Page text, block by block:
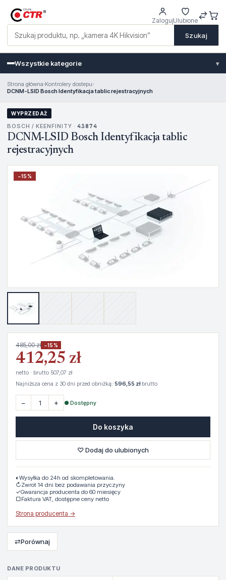
Szukaj
ZalogujUlubione
Wszystkie kategorie ▾
Strona główna›Kontrolery dostepu›
DCNM-LSID Bosch Identyfikacja tablic rejestracyjnych
WYPRZEDAŻ
BOSCH / KEENFINITY · 43874
DCNM-LSID Bosch Identyfikacja tablic
rejestracyjnych
−15%
DANE PRODUKTU
485,00 zł −15%
412,25 zł
netto · brutto 507,07 zł
Najniższa cena z 30 dni przed obniżką: 596,55 złbrutto
− + ● Dostępny
Do koszyka
♡ Dodaj do ulubionych
◐ Wysyłka do 24h od skompletowania.
↻Zwrot 14 dni bez podawania przyczyny
✓Gwarancja producenta do 60 miesięcy
▢Faktura VAT, dostępne ceny netto
Strona producenta →
⇄Porównaj